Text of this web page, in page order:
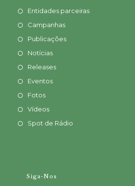
Entidades parceiras
Campanhas
Publicações
Notícias
Releases
Eventos
Fotos
Vídeos
Spot de Rádio
Siga-Nos